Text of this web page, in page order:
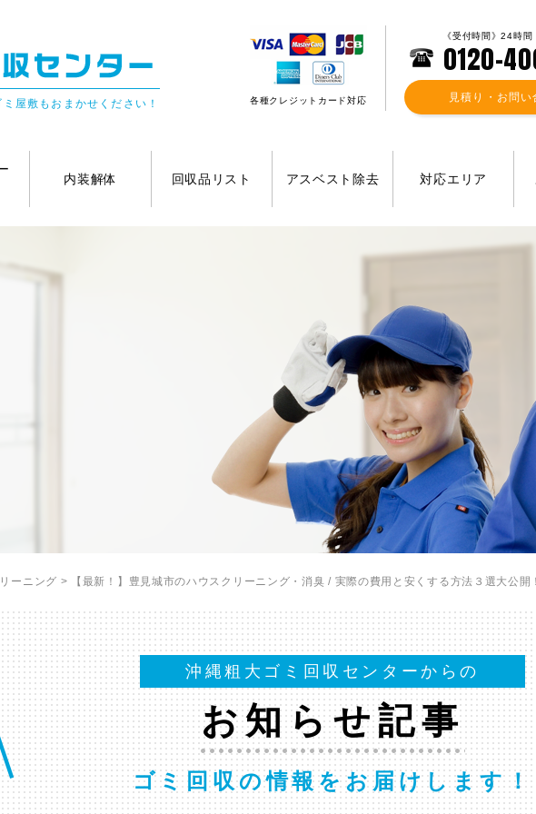
屋敷もおまかせください！ 各種クレジットカード対応
《受付時間》24時
0120-
見積り・お問い
内装解体 回収品リスト アスベスト除去 対応エリア
ーニング > 【最新！】豊見城市のハウスクリーニング・消臭 / 実際の費用と安くする方法３選大公開
沖縄粗大ゴミ回収センターからの
お知らせ記事
ゴミ回収の情報をお届けします！